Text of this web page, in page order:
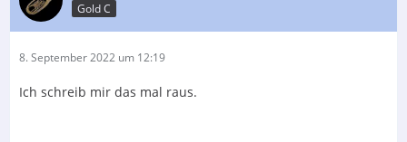
Gold C
8. September 2022 um 12:19
Ich schreib mir das mal raus.